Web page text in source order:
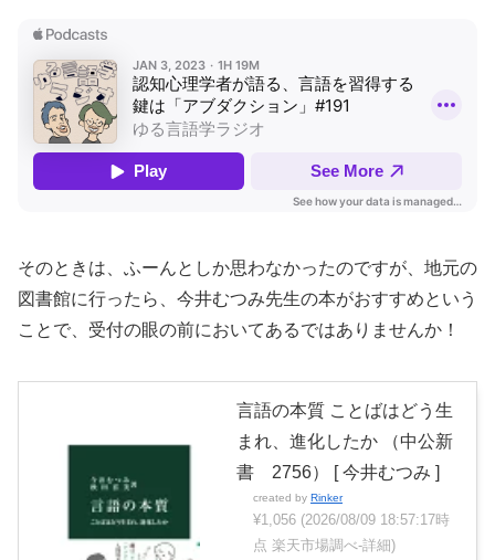
そのときは、ふーんとしか思わなかったのですが、地元の
図書館に行ったら、今井むつみ先生の本がおすすめという
ことで、受付の眼の前においてあるではありませんか！
言語の本質 ことばはどう生
まれ、進化したか （中公新
書 2756） [ 今井むつみ ]
created by Rinker
¥1,056 (2026/08/09 18:57:17時
点 楽天市場調べ-詳細)